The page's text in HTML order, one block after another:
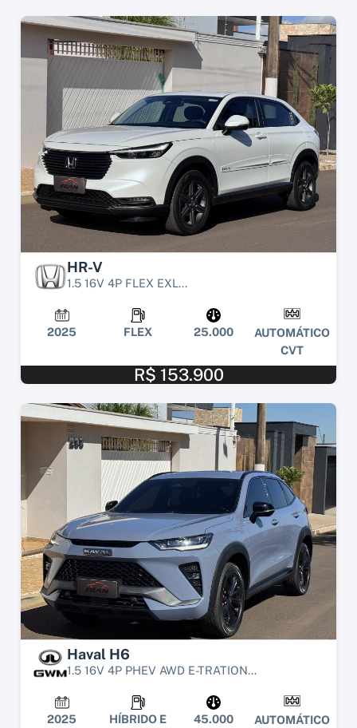
HR-V
1.5 16V 4P FLEX EXL...
2025 FLEX 25.000
AUTOMÁTICO
CVT
R$ 153.900
Haval H6
1.5 16V 4P PHEV AWD E-TRATION...
2025
HÍBRIDO E
45.000 AUTOMÁTICO